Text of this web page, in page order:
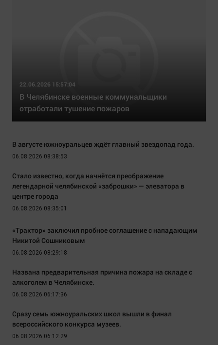
22.06.2026 15:57:04
В Челябинске военные коммунальщики
отработали тушение пожаров
В августе южноуральцев ждёт главный звездопад года.
06.08.2026 08:38:53
Стало известно, когда начнётся преображение
легендарной челябинской «заброшки» — элеватора в
центре города
06.08.2026 08:35:01
«Трактор» заключил пробное соглашение с нападающим
Никитой Сошниковым
06.08.2026 08:29:18
Названа предварительная причина пожара на складе с
алкоголем в Челябинске.
06.08.2026 06:17:36
Сразу семь южноуральских школ вышли в финал
всероссийского конкурса музеев.
06.08.2026 06:12:29